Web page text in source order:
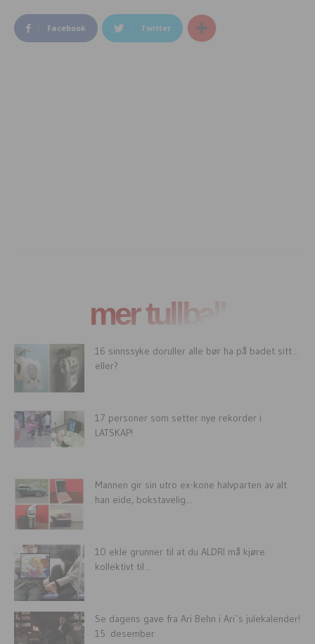
Facebook Twitter
mer tullball
16 sinnssyke doruller alle bør ha på badet sitt…
eller?
17 personer som setter nye rekorder i
LATSKAP!
Mannen gir sin utro ex-kone halvparten av alt
han eide, bokstavelig...
10 ekle grunner til at du ALDRI må kjøre
kollektivt til...
Se dagens gave fra Ari Behn i Ari`s julekalender!
15. desember